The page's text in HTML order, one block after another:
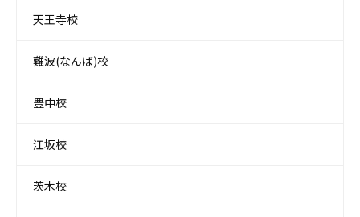
天王寺校
難波(なんば)校
豊中校
江坂校
茨木校